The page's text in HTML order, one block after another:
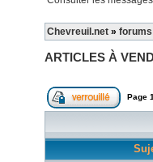
Chevreuil.net » forums
ARTICLES À
Page 1